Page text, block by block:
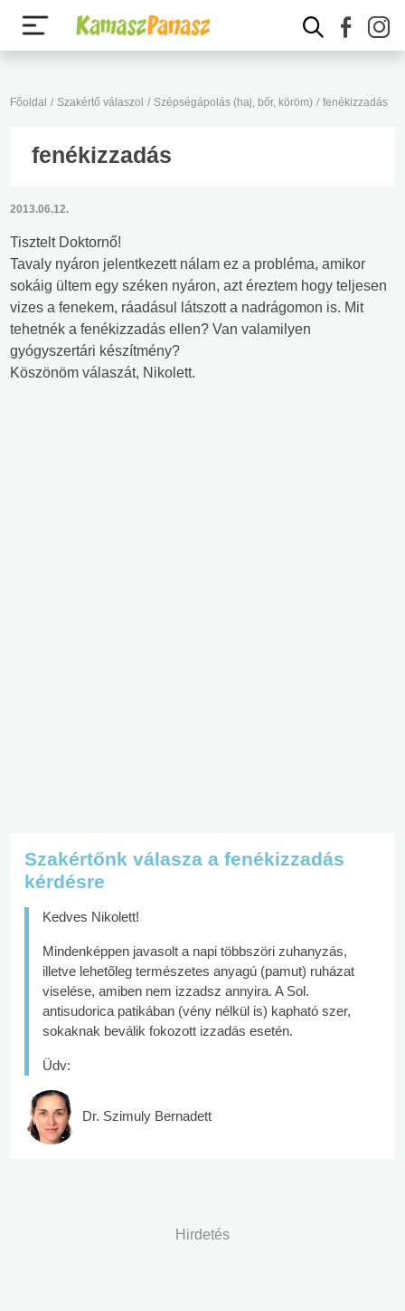
Főoldal / Szakértő válaszol / Szépségápolás (haj, bőr, köröm) / fenékizzadás
fenékizzadás
2013.06.12.
Tisztelt Doktornő!
Tavaly nyáron jelentkezett nálam ez a probléma, amikor
sokáig ültem egy széken nyáron, azt éreztem hogy teljesen
vizes a fenekem, ráadásul látszott a nadrágomon is. Mit
tehetnék a fenékizzadás ellen? Van valamilyen
gyógyszertári készítmény?
Köszönöm válaszát, Nikolett.
Szakértőnk válasza a fenékizzadás
kérdésre
Kedves Nikolett!
Mindenképpen javasolt a napi többszöri zuhanyzás,
illetve lehetőleg természetes anyagú (pamut) ruházat
viselése, amiben nem izzadsz annyira. A Sol.
antisudorica patikában (vény nélkül is) kapható szer,
sokaknak beválik fokozott izzadás esetén.
Üdv:
Dr. Szimuly Bernadett
Hirdetés